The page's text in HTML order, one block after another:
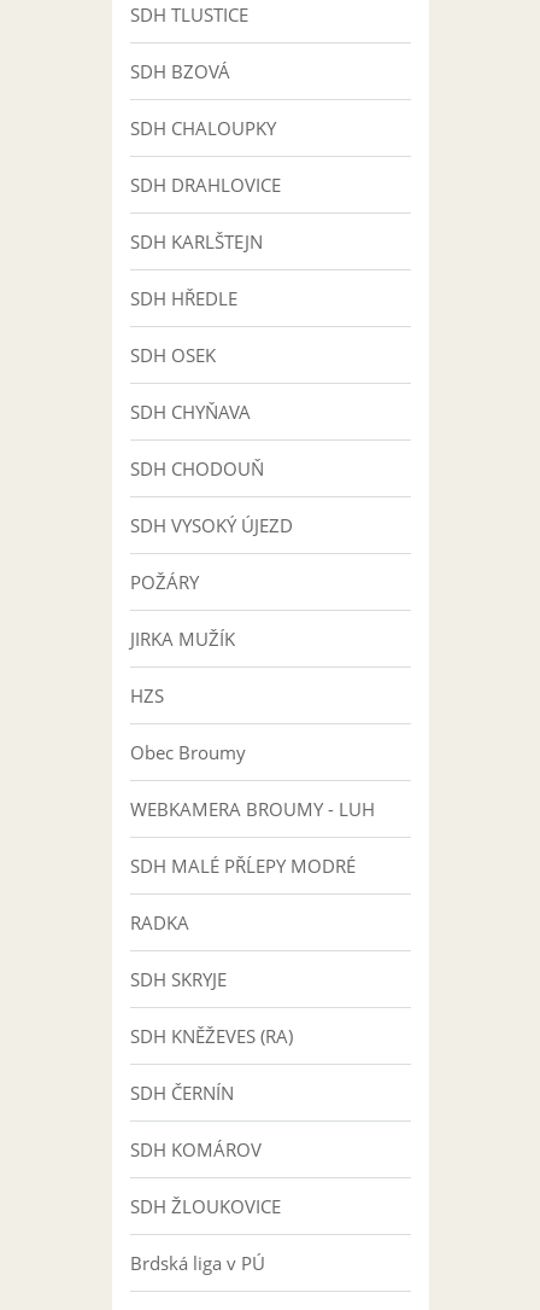
SDH TLUSTICE
SDH BZOVÁ
SDH CHALOUPKY
SDH DRAHLOVICE
SDH KARLŠTEJN
SDH HŘEDLE
SDH OSEK
SDH CHYŇAVA
SDH CHODOUŇ
SDH VYSOKÝ ÚJEZD
POŽÁRY
JIRKA MUŽÍK
HZS
Obec Broumy
WEBKAMERA BROUMY - LUH
SDH MALÉ PŘĹEPY MODRÉ
RADKA
SDH SKRYJE
SDH KNĚŽEVES (RA)
SDH ČERNÍN
SDH KOMÁROV
SDH ŽLOUKOVICE
Brdská liga v PÚ